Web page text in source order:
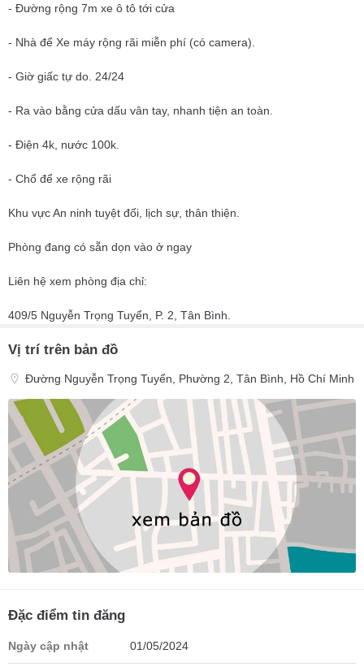
- Đường rộng 7m xe ô tô tới cửa
- Nhà để Xe máy rộng rãi miễn phí (có camera).
- Giờ giấc tự do. 24/24
- Ra vào bằng cửa dấu vân tay, nhanh tiện an toàn.
- Điện 4k, nước 100k.
- Chổ để xe rộng rãi
Khu vực An ninh tuyệt đối, lịch sự, thân thiện.
Phòng đang có sẵn dọn vào ở ngay
Liên hệ xem phòng địa chỉ:
409/5 Nguyễn Trọng Tuyển, P. 2, Tân Bình.
Vị trí trên bản đồ
Đường Nguyễn Trọng Tuyển, Phường 2, Tân Bình, Hồ Chí Minh
Đặc điểm tin đăng
Ngày cập nhật 01/05/2024